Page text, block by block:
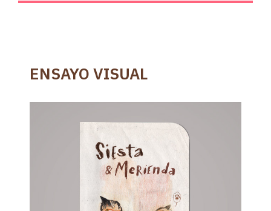
ENSAYO VISUAL